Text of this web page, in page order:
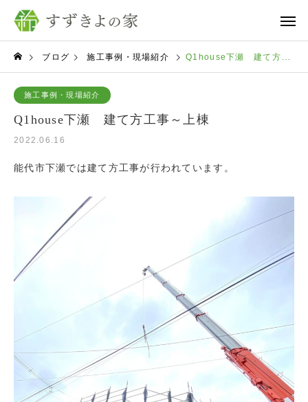
ブログ 施工事例・現場紹介 Q1house下瀬 建て方工事～上棟
施工事例・現場紹介
Q1house下瀬 建て方工事～上棟
2022.06.16
能代市下瀬では建て方工事が行われています。